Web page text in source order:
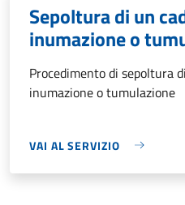
Sepoltura di un
inumazione o
Procedimento di sepoltura
inumazione o tumulazione
VAI AL SERVIZIO